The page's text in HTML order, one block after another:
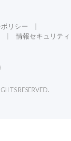
リシー
情報セキュリティ
RESERVED.